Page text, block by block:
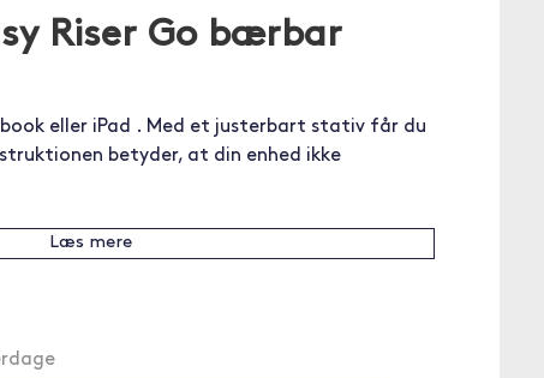
Riser Go bærbar
eller iPad . Med et justerbart stativ får du
betyder, at din enhed ikke
Læs mere